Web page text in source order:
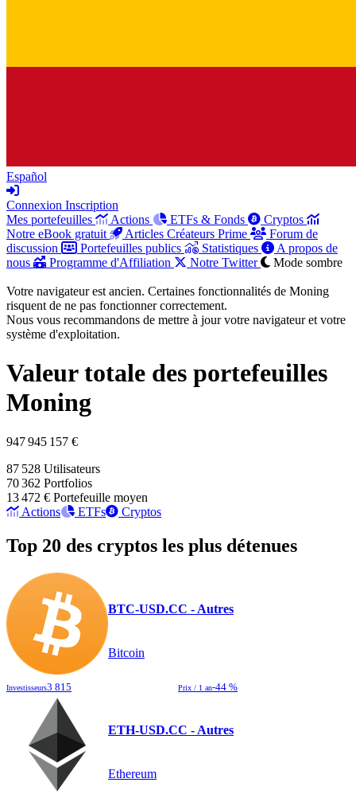
Español
Connexion Inscription
Mes portefeuilles
Actions ETFs & Fonds
Cryptos
Notre eBook gratuit
Articles Créateurs Prime
Forum de
discussion
Portefeuilles publics Statistiques
A propos de
nous
Programme d'Affiliation Notre Twitter Mode sombre
Votre navigateur est ancien. Certaines fonctionnalités de Moning
risquent de ne pas fonctionner correctement.
Nous vous recommandons de mettre à jour votre navigateur et votre
système d'exploitation.
Valeur totale des portefeuilles
Moning
947 945 157 €
87 528 Utilisateurs
70 362 Portfolios
13 472 € Portefeuille moyen
Actions
ETFs Cryptos
Top 20 des cryptos les plus détenues
BTC-USD.CC - Autres
Bitcoin
Investisseurs3 815 Prix / 1 an-44 %
ETH-USD.CC - Autres
Ethereum